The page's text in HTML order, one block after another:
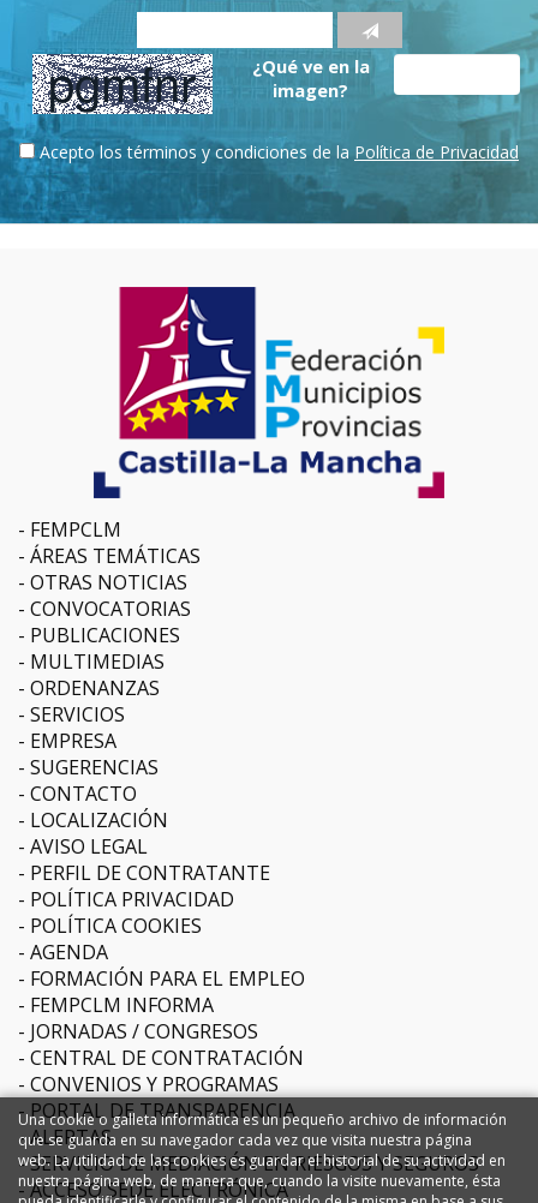
¿Qué ve en la
imagen?
Acepto los términos y condiciones de la Política de Privacidad
FEMPCLM
ÁREAS TEMÁTICAS
OTRAS NOTICIAS
CONVOCATORIAS
PUBLICACIONES
MULTIMEDIAS
ORDENANZAS
SERVICIOS
EMPRESA
SUGERENCIAS
CONTACTO
LOCALIZACIÓN
AVISO LEGAL
PERFIL DE CONTRATANTE
POLÍTICA PRIVACIDAD
POLÍTICA COOKIES
AGENDA
FORMACIÓN PARA EL EMPLEO
FEMPCLM INFORMA
JORNADAS / CONGRESOS
CENTRAL DE CONTRATACIÓN
CONVENIOS Y PROGRAMAS
PORTAL DE TRANSPARENCIA
ALERTAS
SERVICIO DE MEDIACIÓN EN RIESGOS Y SEGUROS
ACCESO SEDE ELECTRÓNICA
Una cookie o galleta informática es un pequeño archivo de información
que se guarda en su navegador cada vez que visita nuestra página
web. La utilidad de las cookies es guardar el historial de su actividad en
nuestra página web, de manera que, cuando la visite nuevamente, ésta